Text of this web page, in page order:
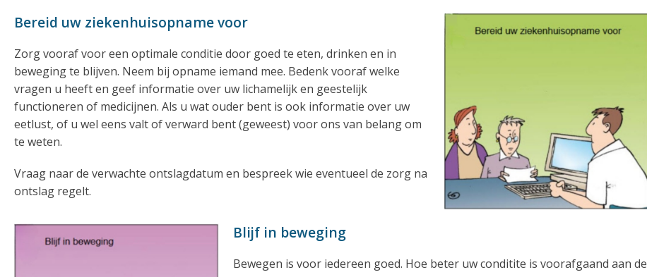
Bereid uw ziekenhuisopname voor
Zorg vooraf voor een optimale conditie door goed te eten, drinken en in
beweging te blijven. Neem bij opname iemand mee. Bedenk vooraf welke
vragen u heeft en geef informatie over uw lichamelijk en geestelijk
functioneren of medicijnen. Als u wat ouder bent is ook informatie over uw
eetlust, of u wel eens valt of verward bent (geweest) voor ons van belang om
te weten.
Vraag naar de verwachte ontslagdatum en bespreek wie eventueel de zorg na
ontslag regelt.
Blijf in beweging
Bewegen is voor iedereen goed. Hoe beter uw conditite is voorafgaand aan de